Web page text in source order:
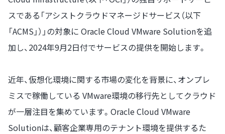
スである「アシストクラウドマネージドサービス（以下
「ACMS」）」の対象に Oracle Cloud VMware Solutionを追
加し、2024年9月2日付でサービスの提供を開始します。
近年、仮想化環境に関する市場の変化を背景に、オンプレ
ミスで稼働している VMware環境の移行先としてクラウド
が一層注目を集めています。Oracle Cloud VMware
Solutionは、顧客企業専用のテナント環境を提供するた